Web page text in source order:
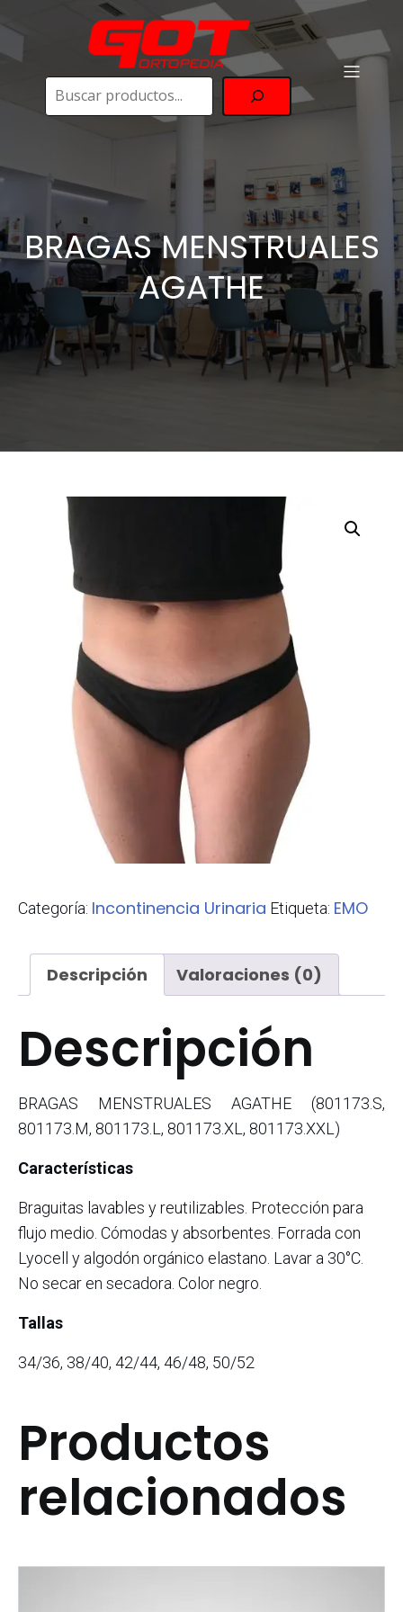
BRAGAS MENSTRUALES
AGATHE
Categoría: Incontinencia Urinaria Etiqueta: EMO
Descripción Valoraciones (0)
Descripción
BRAGAS MENSTRUALES AGATHE (801173.S,
801173.M, 801173.L, 801173.XL, 801173.XXL)
Características
Braguitas lavables y reutilizables. Protección para
flujo medio. Cómodas y absorbentes. Forrada con
Lyocell y algodón orgánico elastano. Lavar a 30°C.
No secar en secadora. Color negro.
Tallas
34/36, 38/40, 42/44, 46/48, 50/52
Productos
relacionados